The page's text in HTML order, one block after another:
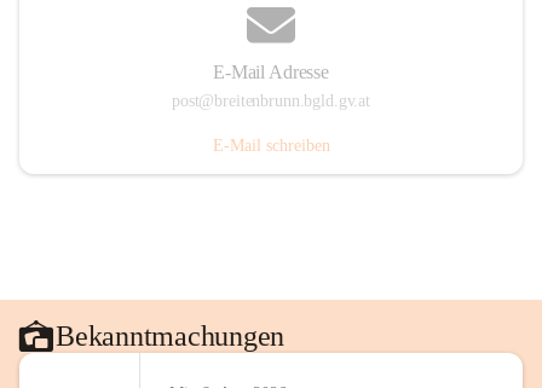
E-Mail Adresse
post@breitenbrunn.bgld.gv.at
E-Mail schreiben
Bekanntmachungen